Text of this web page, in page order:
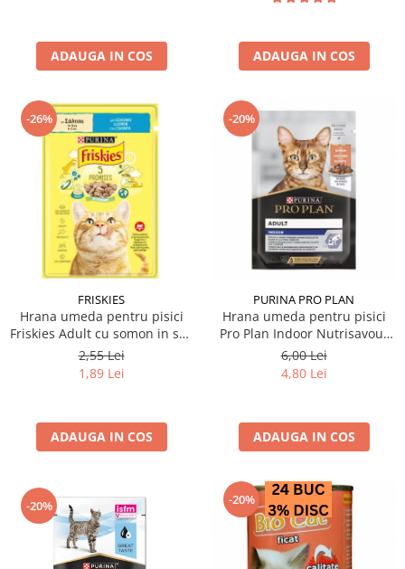
ADAUGA IN COS ADAUGA IN COS
-26%
FRISKIES
Hrana umeda pentru pisici
Friskies Adult cu somon in sos
85 gr
2,55 Lei
1,89 Lei
ADAUGA IN COS
-20%
PURINA PRO PLAN
Hrana umeda pentru pisici
Pro Plan Indoor Nutrisavour
cu somon 85 gr
6,00 Lei
4,80 Lei
ADAUGA IN COS
-20% -20%